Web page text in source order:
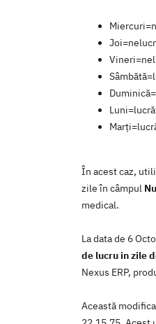
În acest caz,
zile în câmpul
medical.
La data de 6
de lucru in zile
Nexus ERP,
Această